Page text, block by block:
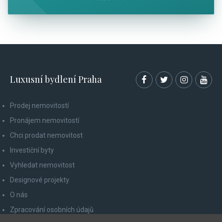
Luxusní bydlení Praha
Prodej nemovitostí
Pronájem nemovitostí
Chci prodat nemovitost
Investiční byty
Vyhledat nemovitost
Designové projekty
O nás
Zpracování osobních údajů